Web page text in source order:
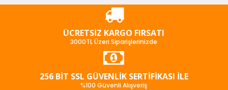
ÜCRETSIZ KARGO FIRSATI
3000TL Üzeri Siparişlerinizde
256 BIT SSL GÜVENLIK SERTIFIKASI İLE
%100 Güvenli Alışveriş